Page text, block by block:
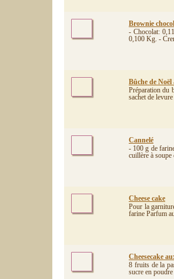
Brownie
- Chocolat:
0,100 Kg. -
Bûche de
Préparation du
sachet de
Cannelé
- 100 g de
cuillère à
Cheese cake
Pour la
farine Parfum
Cheesecake
8 fruits de la
sucre en